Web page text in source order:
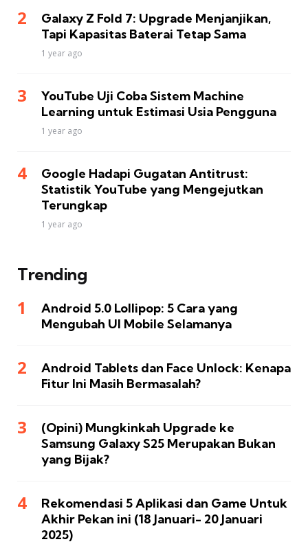
Galaxy Z Fold 7: Upgrade Menjanjikan,
Tapi Kapasitas Baterai Tetap Sama
1 year ago
YouTube Uji Coba Sistem Machine
Learning untuk Estimasi Usia Pengguna
1 year ago
Google Hadapi Gugatan Antitrust:
Statistik YouTube yang Mengejutkan
Terungkap
1 year ago
Trending
Android 5.0 Lollipop: 5 Cara yang
Mengubah UI Mobile Selamanya
Android Tablets dan Face Unlock: Kenapa
Fitur Ini Masih Bermasalah?
(Opini) Mungkinkah Upgrade ke
Samsung Galaxy S25 Merupakan Bukan
yang Bijak?
Rekomendasi 5 Aplikasi dan Game Untuk
Akhir Pekan ini (18 Januari- 20 Januari
2025)